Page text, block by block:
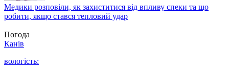
Медики розповіли, як захиститися від впливу спеки та що
робити, якщо стався тепловий удар
Погода
Канів
вологість: